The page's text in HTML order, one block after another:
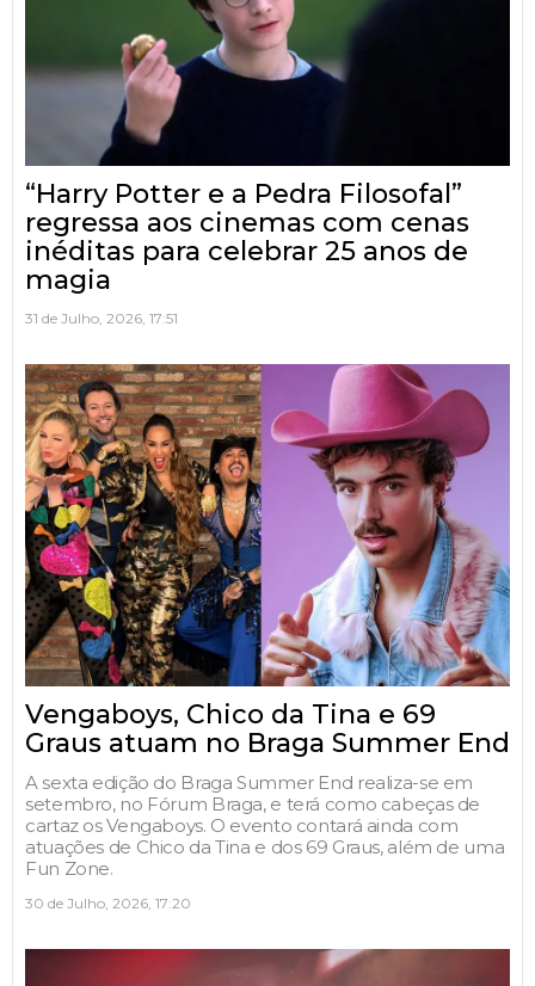
“Harry Potter e a Pedra Filosofal”
regressa aos cinemas com cenas
inéditas para celebrar 25 anos de
magia
31 de Julho, 2026, 17:51
Vengaboys, Chico da Tina e 69
Graus atuam no Braga Summer End
A sexta edição do Braga Summer End realiza-se em
setembro, no Fórum Braga, e terá como cabeças de
cartaz os Vengaboys. O evento contará ainda com
atuações de Chico da Tina e dos 69 Graus, além de uma
Fun Zone.
30 de Julho, 2026, 17:20